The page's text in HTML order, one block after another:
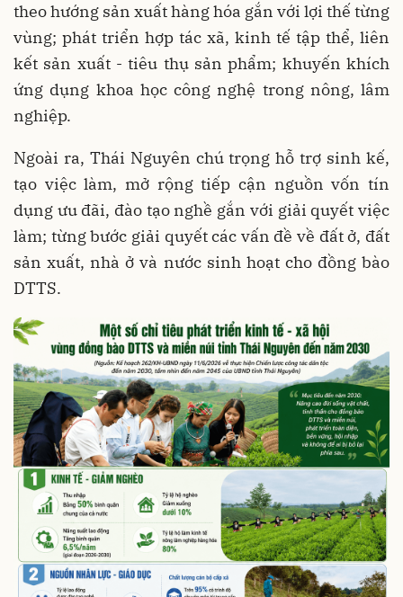
theo hướng sản xuất hàng hóa gắn với lợi thế từng
vùng; phát triển hợp tác xã, kinh tế tập thể, liên
kết sản xuất - tiêu thụ sản phẩm; khuyến khích
ứng dụng khoa học công nghệ trong nông, lâm
nghiệp.
Ngoài ra, Thái Nguyên chú trọng hỗ trợ sinh kế,
tạo việc làm, mở rộng tiếp cận nguồn vốn tín
dụng ưu đãi, đào tạo nghề gắn với giải quyết việc
làm; từng bước giải quyết các vấn đề về đất ở, đất
sản xuất, nhà ở và nước sinh hoạt cho đồng bào
DTTS.